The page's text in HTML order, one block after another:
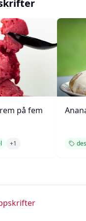
på fem
+1